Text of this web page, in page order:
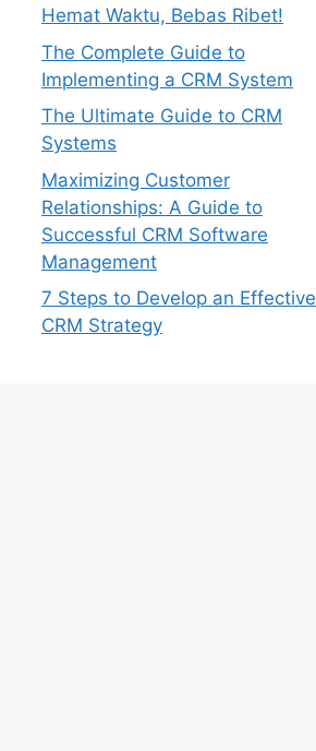
Hemat Waktu, Bebas Ribet!
The Complete Guide to
Implementing a CRM System
The Ultimate Guide to CRM
Systems
Maximizing Customer
Relationships: A Guide to
Successful CRM Software
Management
7 Steps to Develop an Effective
CRM Strategy